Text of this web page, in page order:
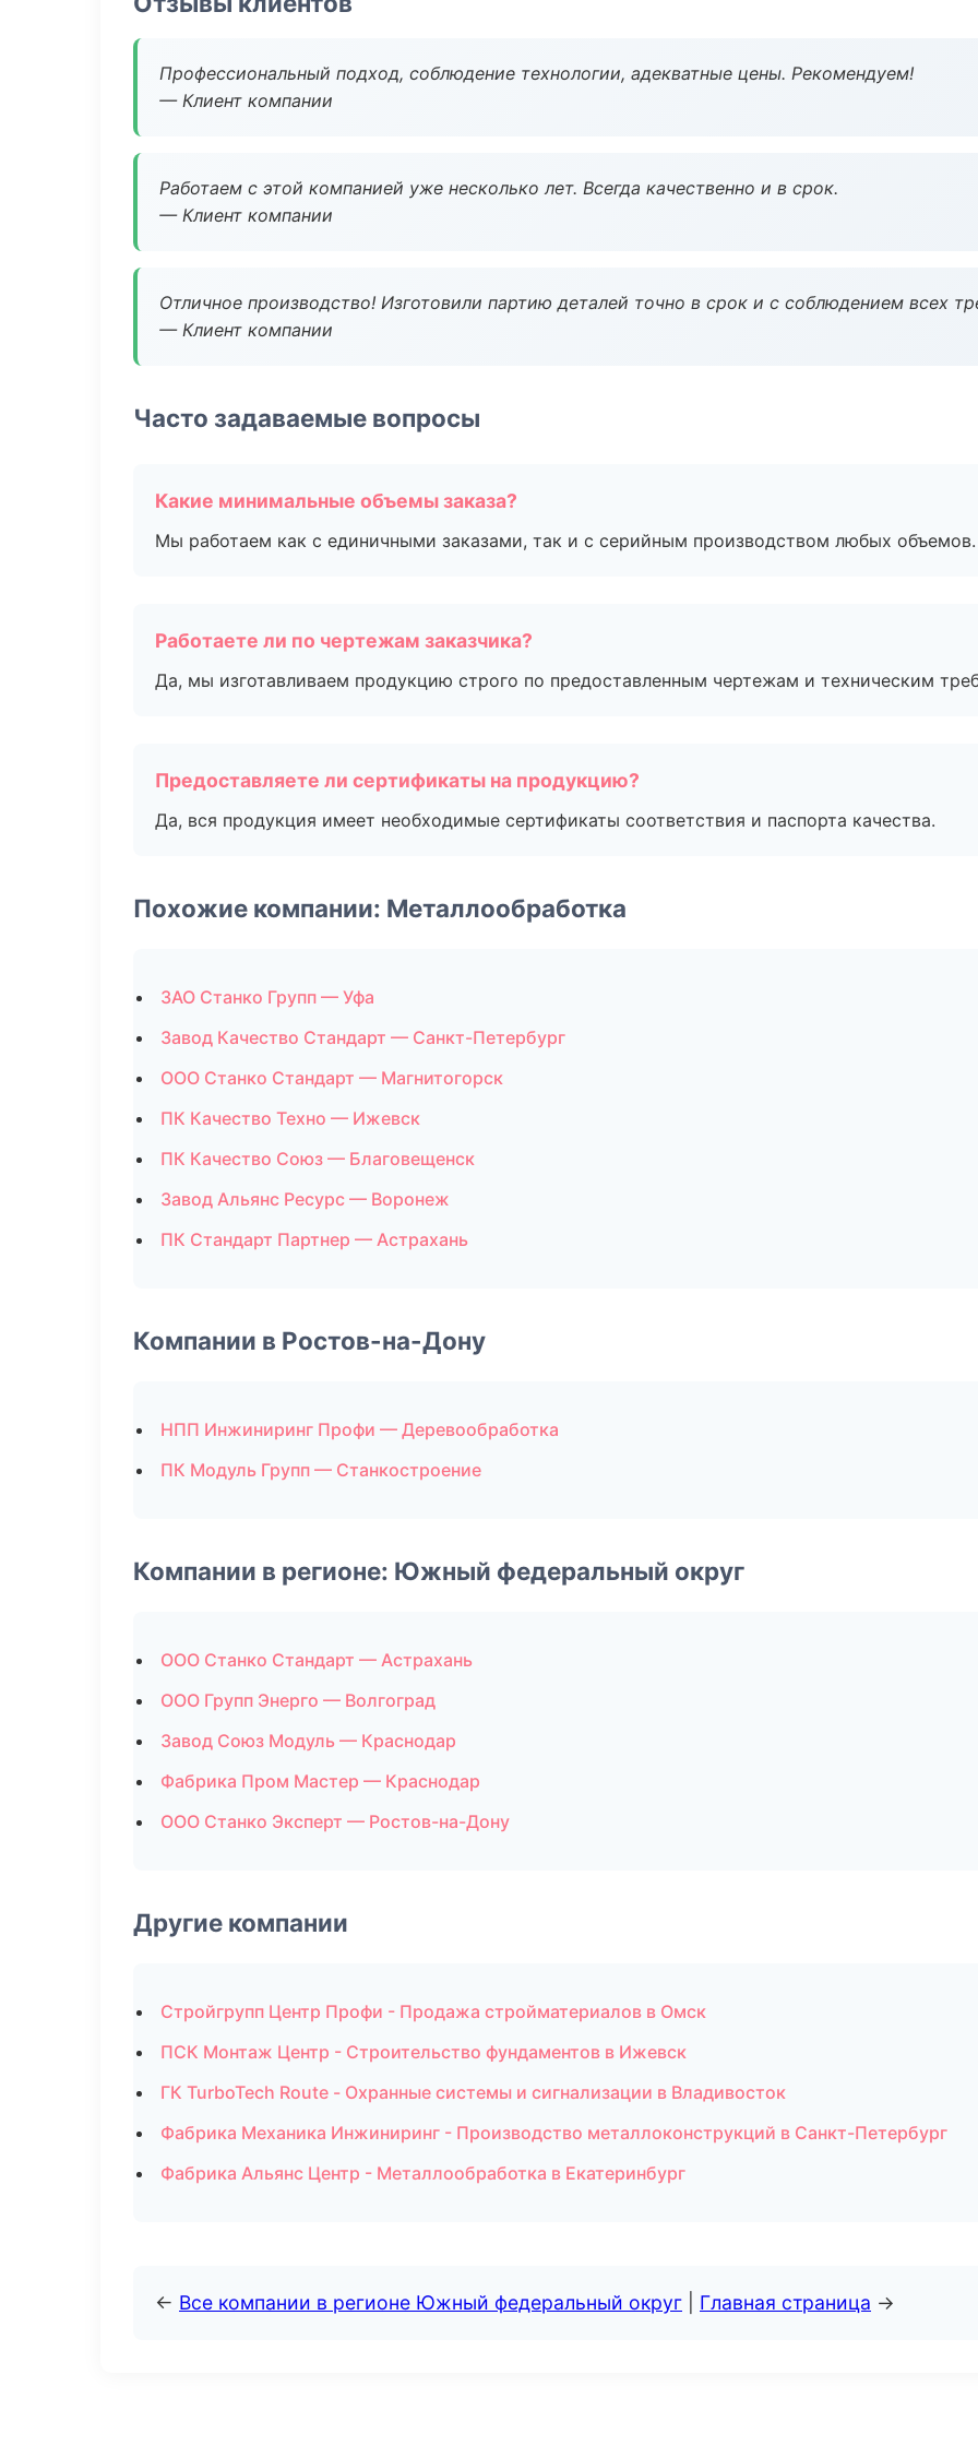
Профессиональный подход, соблюдение технологии, адекватные цены. Рекомендуем!
— Клиент компании
Работаем с этой компанией уже несколько лет. Всегда качественно и в срок.
— Клиент компании
Отличное производство! Изготовили партию деталей точно в срок и с соблюдением всех
— Клиент компании
Часто задаваемые вопросы
Какие минимальные объемы заказа?
Мы работаем как с единичными заказами, так и с серийным производством любых объемов.
Работаете ли по чертежам заказчика?
Да, мы изготавливаем продукцию строго по предоставленным чертежам и техническим
Предоставляете ли сертификаты на продукцию?
Да, вся продукция имеет необходимые сертификаты соответствия и паспорта качества.
Похожие компании: Металлообработка
ЗАО Станко Групп — Уфа
Завод Качество Стандарт — Санкт-Петербург
ООО Станко Стандарт — Магнитогорск
ПК Качество Техно — Ижевск
ПК Качество Союз — Благовещенск
Завод Альянс Ресурс — Воронеж
ПК Стандарт Партнер — Астрахань
Компании в Ростов-на-Дону
НПП Инжиниринг Профи — Деревообработка
ПК Модуль Групп — Станкостроение
Компании в регионе: Южный федеральный округ
ООО Станко Стандарт — Астрахань
ООО Групп Энерго — Волгоград
Завод Союз Модуль — Краснодар
Фабрика Пром Мастер — Краснодар
ООО Станко Эксперт — Ростов-на-Дону
Другие компании
Стройгрупп Центр Профи - Продажа стройматериалов в Омск
ПСК Монтаж Центр - Строительство фундаментов в Ижевск
ГК TurboTech Route - Охранные системы и сигнализации в Владивосток
Фабрика Механика Инжиниринг - Производство металлоконструкций в Санкт-Петербург
Фабрика Альянс Центр - Металлообработка в Екатеринбург
← Все компании в регионе Южный федеральный округ Главная страница →